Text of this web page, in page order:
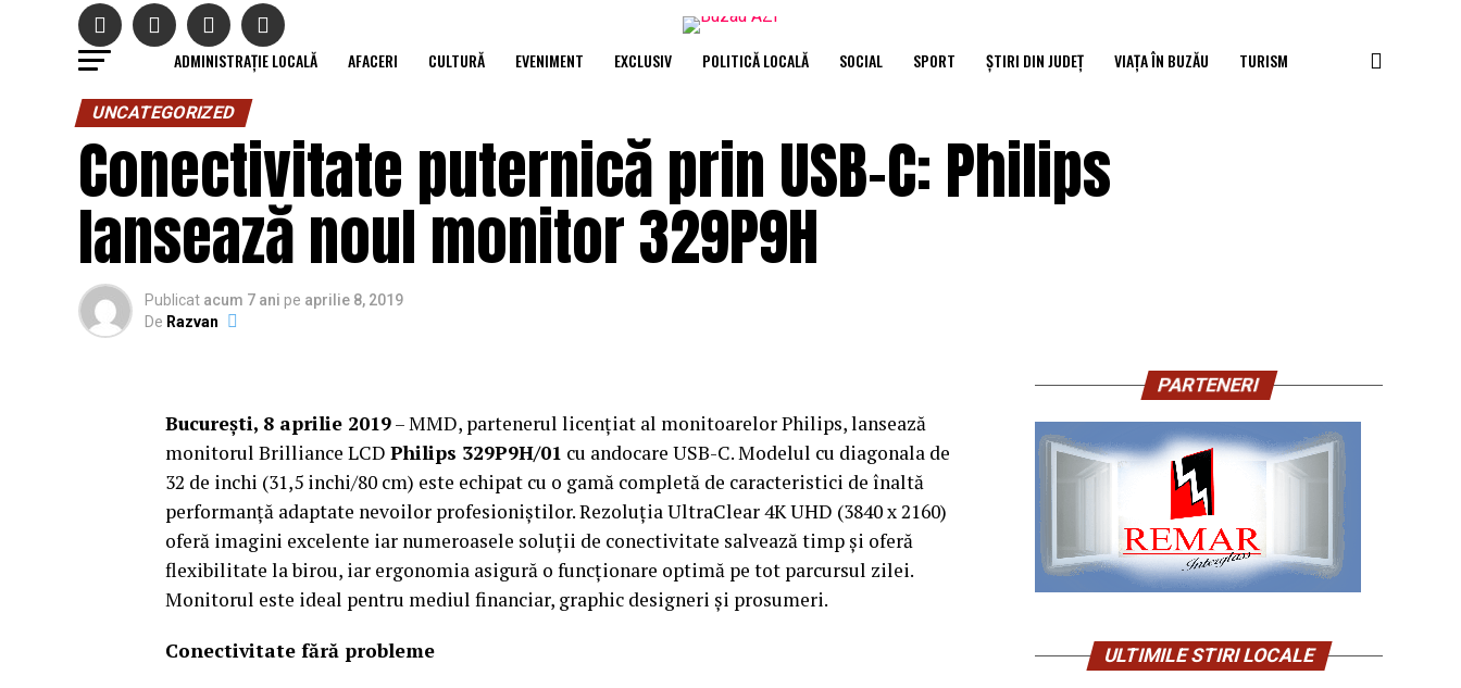
ADMINISTRAȚIE LOCALĂ AFACERI CULTURĂ EVENIMENT EXCLUSIV POLITICĂ LOCALĂ SOCIAL SPORT ȘTIRI DIN JUDEȚ VIAȚA ÎN BUZĂU TURISM
UNCATEGORIZED
Conectivitate puternică prin USB-C: Philips
lansează noul monitor 329P9H
Publicat acum 7 ani pe aprilie 8, 2019
De Razvan
București, 8 aprilie 2019– MMD, partenerul licențiat al monitoarelor Philips, lansează
monitorul Brilliance LCD Philips 329P9H/01 cu andocare USB-C. Modelul cu diagonala de
32 de inchi (31,5 inchi/80 cm) este echipat cu o gamă completă de caracteristici de înaltă
performanță adaptate nevoilor profesioniștilor. Rezoluția UltraClear 4K UHD (3840 x 2160)
oferă imagini excelente iar numeroasele soluții de conectivitate salvează timp și oferă
flexibilitate la birou, iar ergonomia asigură o funcționare optimă pe tot parcursul zilei.
Monitorul este ideal pentru mediul financiar, graphic designeri și prosumeri.
Conectivitate fără probleme
PARTENERI
ULTIMILE STIRI LOCALE